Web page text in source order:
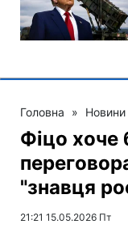
Головна » Новини
Фіцо хоче
"знавця
21:21 15.05.2026 Пт